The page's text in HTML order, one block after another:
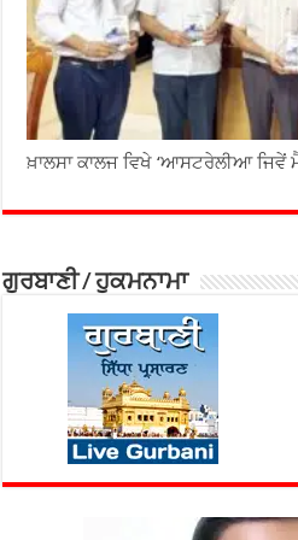
ਖ਼ਾਲਸਾ ਕਾਲਜ ਵਿਖੇ ‘ਆਸਟਰੇਲੀਆ
ਗੁਰਬਾਣੀ / ਹੁਕਮਨਾਮਾ